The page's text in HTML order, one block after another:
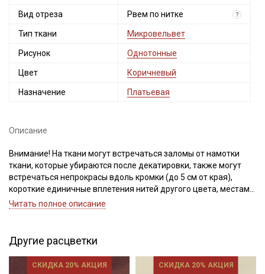
Вид отреза Рвем по нитке ?
Тип ткани Микровельвет
Рисунок Однотонные
Цвет Коричневый
Назначение Платьевая
Описание
Внимание! На ткани могут встречаться заломы от намотки
ткани, которые убираются после декатировки, также могут
встречаться непрокрасы вдоль кромки (до 5 см от края),
короткие единичные вплетения нитей другого цвета, местами
тон у кромки может быть темнее, ширина ткани ±2см.
Микровельвет - плотный, мягкий, приятный на ощупь
материал с бархатистой поверхностью. Лицевая сторона
хлопчатобумажного ворса.
Читать полное описание
Другие расцветки
СКИДКА 20% АКЦИЯ СКИДКА 20% АКЦИЯ